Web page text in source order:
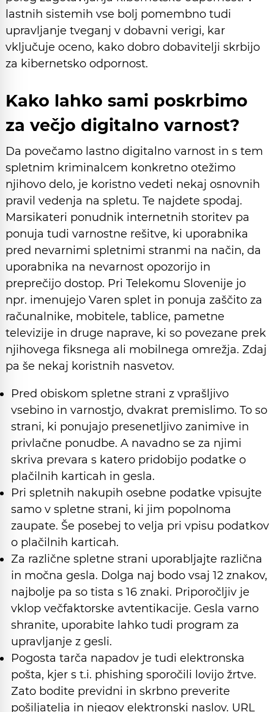
lastnih sistemih vse bolj pomembno tudi
upravljanje tveganj v dobavni verigi, kar
vključuje oceno, kako dobro dobavitelji skrbijo
za kibernetsko odpornost.
Kako lahko sami poskrbimo
za večjo digitalno varnost?
Da povečamo lastno digitalno varnost in s tem
spletnim kriminalcem konkretno otežimo
njihovo delo, je koristno vedeti nekaj osnovnih
pravil vedenja na spletu. Te najdete spodaj.
Marsikateri ponudnik internetnih storitev pa
ponuja tudi varnostne rešitve, ki uporabnika
pred nevarnimi spletnimi stranmi na način, da
uporabnika na nevarnost opozorijo in
preprečijo dostop. Pri Telekomu Slovenije jo
npr. imenujejo Varen splet in ponuja zaščito za
računalnike, mobitele, tablice, pametne
televizije in druge naprave, ki so povezane prek
njihovega fiksnega ali mobilnega omrežja. Zdaj
pa še nekaj koristnih nasvetov.
Pred obiskom spletne strani z vprašljivo
vsebino in varnostjo, dvakrat premislimo. To so
strani, ki ponujajo presenetljivo zanimive in
privlačne ponudbe. A navadno se za njimi
skriva prevara s katero pridobijo podatke o
plačilnih karticah in gesla.
Pri spletnih nakupih osebne podatke vpisujte
samo v spletne strani, ki jim popolnoma
zaupate. Še posebej to velja pri vpisu podatkov
o plačilnih karticah.
Za različne spletne strani uporabljajte različna
in močna gesla. Dolga naj bodo vsaj 12 znakov,
najbolje pa so tista s 16 znaki. Priporočljiv je
vklop večfaktorske avtentikacije. Gesla varno
shranite, uporabite lahko tudi program za
upravljanje z gesli.
Pogosta tarča napadov je tudi elektronska
pošta, kjer s t.i. phishing sporočili lovijo žrtve.
Zato bodite previdni in skrbno preverite
pošiljatelja in njegov elektronski naslov. URL